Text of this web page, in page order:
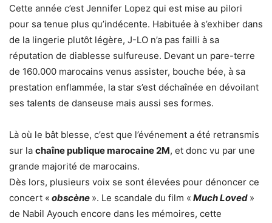
Cette année c’est Jennifer Lopez qui est mise au pilori
pour sa tenue plus qu’indécente. Habituée à s’exhiber dans
de la lingerie plutôt légère, J-LO n’a pas failli à sa
réputation de diablesse sulfureuse. Devant un pare-terre
de 160.000 marocains venus assister, bouche bée, à sa
prestation enflammée, la star s’est déchaînée en dévoilant
ses talents de danseuse mais aussi ses formes.
Là où le bât blesse, c’est que l’événement a été retransmis
sur la chaîne publique marocaine 2M, et donc vu par une
grande majorité de marocains.
Dès lors, plusieurs voix se sont élevées pour dénoncer ce
concert « obscène ». Le scandale du film « Much Loved »
de Nabil Ayouch encore dans les mémoires, cette